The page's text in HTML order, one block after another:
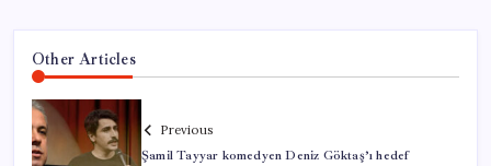
Other Articles
Previous
Şamil Tayyar komedyen Deniz Göktaş’ı hedef